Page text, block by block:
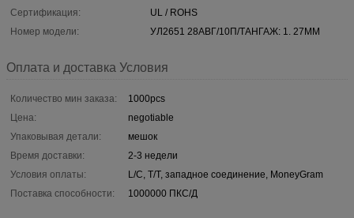
Сертификация:
UL / ROHS
Номер модели:
УЛ2651 28АВГ/10П/ТАНГАЖ: 1. 27ММ
Оплата и доставка Условия
Количество мин заказа:
1000pcs
Цена:
negotiable
Упаковывая детали:
мешок
Время доставки:
2-3 недели
Условия оплаты:
L/C, T/T, западное соединение, MoneyGram
Поставка способности:
1000000 ПКС/Д